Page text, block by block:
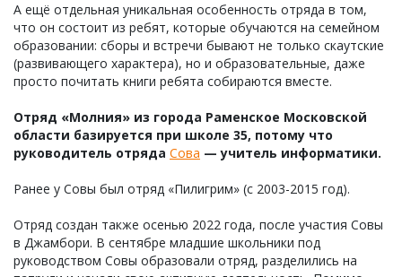
А ещё отдельная уникальная особенность отряда в том,
что он состоит из ребят, которые обучаются на семейном
образовании: сборы и встречи бывают не только скаутские
(развивающего характера), но и образовательные, даже
просто почитать книги ребята собираются вместе.
Отряд «Молния» из города Раменское Московской
области базируется при школе 35, потому что
руководитель отряда Сова — учитель информатики.
Ранее у Совы был отряд «Пилигрим» (с 2003-2015 год).
Отряд создан также осенью 2022 года, после участия Совы
в Джамбори. В сентябре младшие школьники под
руководством Совы образовали отряд, разделились на